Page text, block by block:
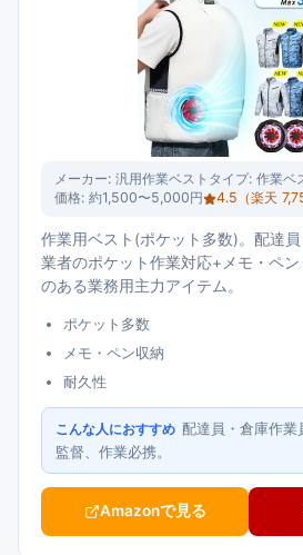
メーカー: 汎用作業ベスト タイプ: 作業ベ
価格: 約1,500〜5,000円 4.5 （楽天
作業用ベスト(ポケット多数)。配達
業者のポケット作業対応+メモ・ペ
のある業務用主力アイテム。
ポケット多数
メモ・ペン収納
耐久性
こんな人におすすめ 配達員・倉庫作業
監督、作業必携。
Amazonで見る